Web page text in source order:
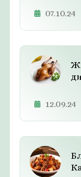
07.10.24
12.09.24